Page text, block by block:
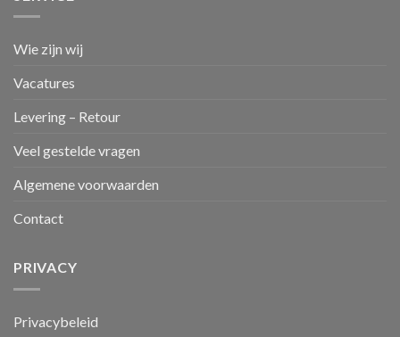
Wie zijn wij
Vacatures
Levering – Retour
Veel gestelde vragen
Algemene voorwaarden
Contact
PRIVACY
Privacybeleid